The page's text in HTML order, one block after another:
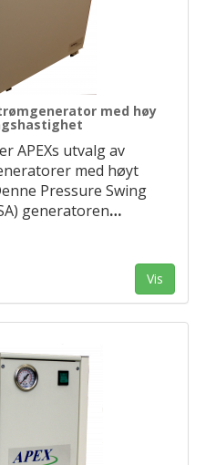
med høy
APEXs utvalg av
med høyt
Pressure Swing
generatoren…
Vis